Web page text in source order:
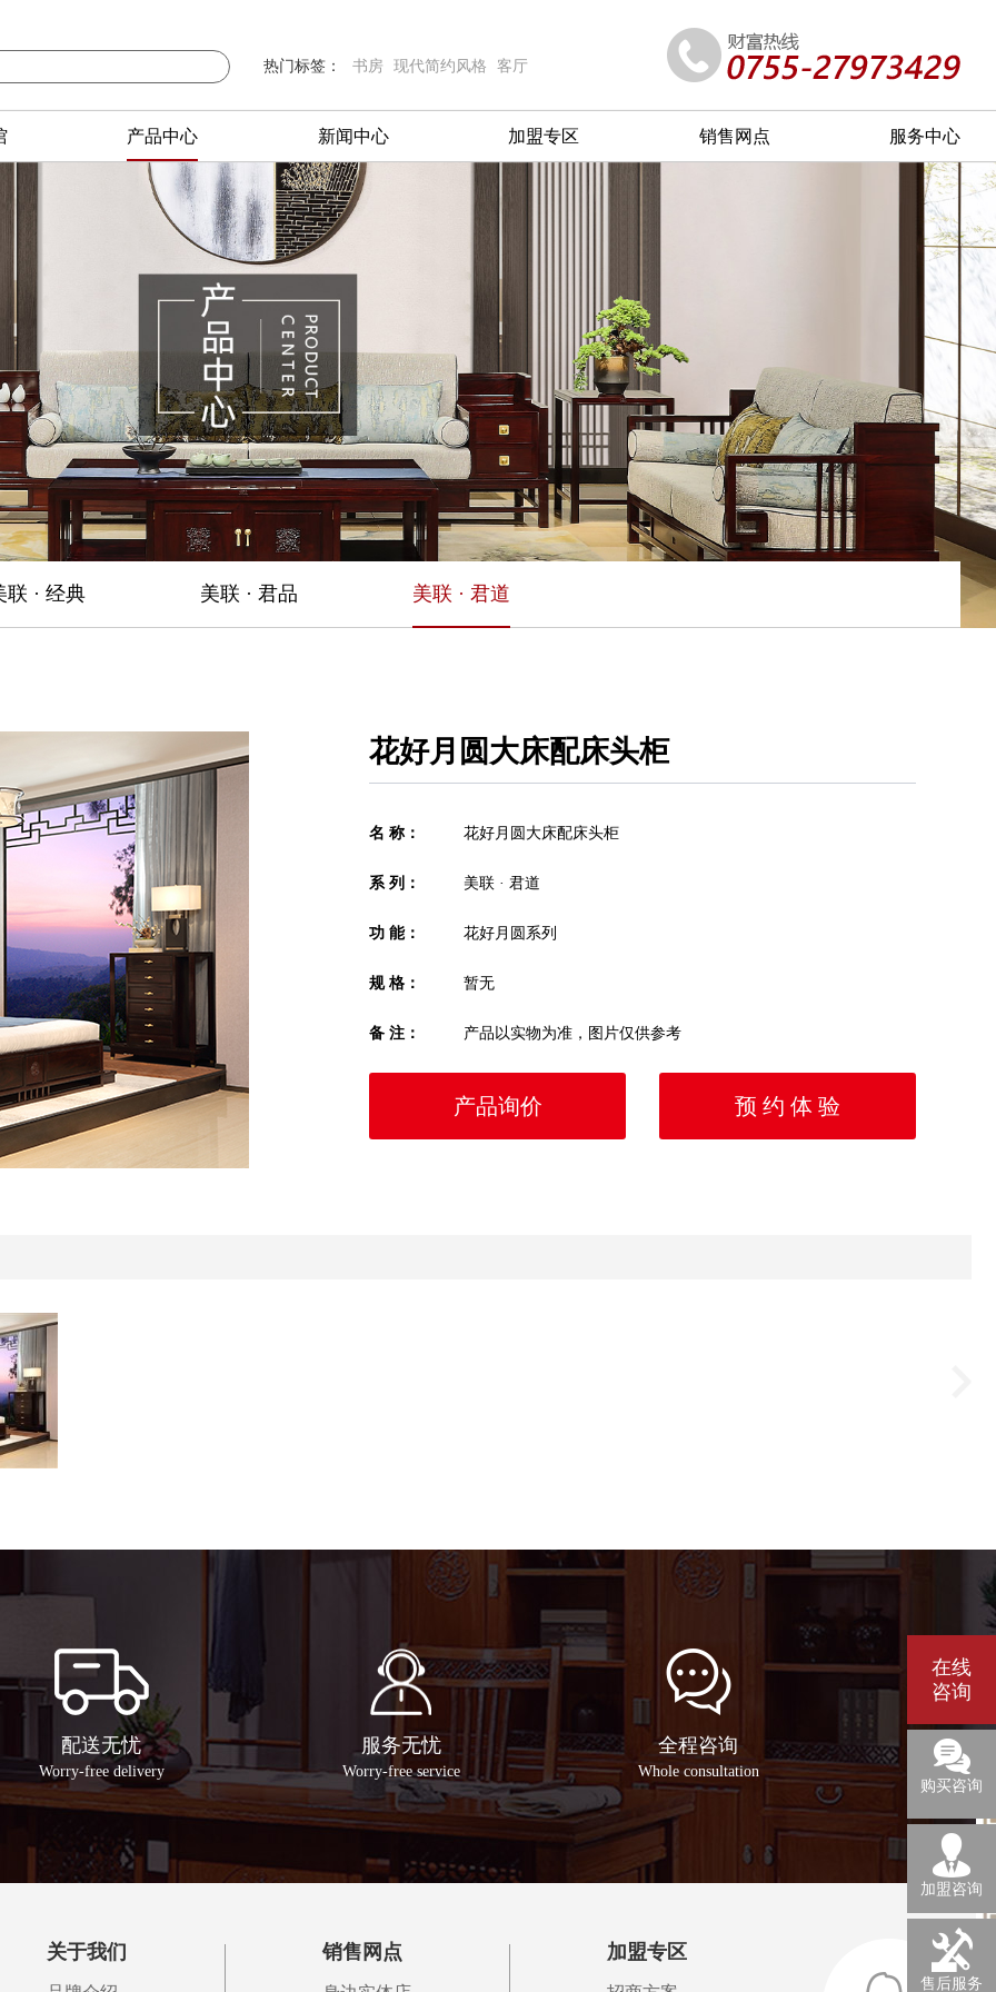
热门标签： 书房 现代简约风格 客厅
产品中心 新闻中心 加盟专区 销售网点 服务中心
联 · 经典 美联 · 君品 美联 · 君道
花好月圆大床配床头柜
名 称： 花好月圆大床配床头柜
系 列： 美联 · 君道
功 能： 花好月圆系列
规 格： 暂无
备 注： 产品以实物为准，图片仅供参考
产品询价 预 约 体 验
配送无忧
Worry-free delivery
服务无忧
Worry-free service
全程咨询
Whole consultation
关于我们 销售网点 加盟专区
在线
咨询
购买咨询
0755-
27973429
加盟咨询
售后服务